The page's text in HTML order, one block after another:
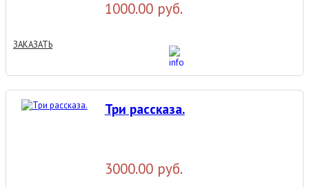
1000.00 руб.
ЗАКАЗАТЬ
Три рассказа.
3000.00 руб.